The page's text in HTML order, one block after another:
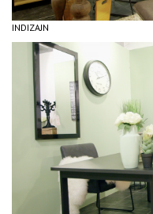
INDIZAJN